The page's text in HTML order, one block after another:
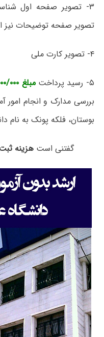
۳- تصویر صفحه اول
تصویر صفحه توضیحات نیز
۴- تصویر کارت ملی
۵- رسید پرداخت مبلغ ۵/۰۰۰/۰۰۰ ریال (پانصد هزار تومان)
بررسی مدارک و انجام
بوستان، فلکه پونک به نام
گفتنی استهزینه